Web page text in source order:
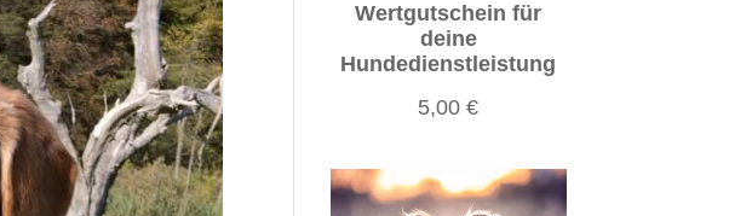
Wertgutschein für
deine
Hundedienstleistung
5,00€